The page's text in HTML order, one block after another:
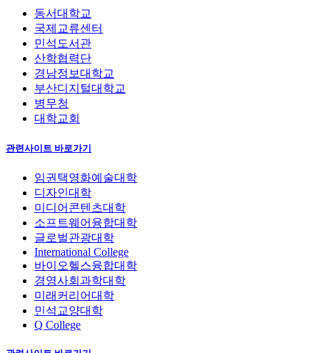
동서대학교
국제교류센터
민석도서관
산학협력단
경남정보대학교
부산디지털대학교
병무청
대학교회
관련사이트 바로가기
임권택영화예술대학
디자인대학
미디어콘텐츠대학
소프트웨어융합대학
글로벌관광대학
International College
바이오헬스융합대학
경영사회과학대학
미래커리어대학
민석교양대학
Q College